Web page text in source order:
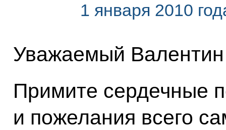
1 января 2010
Уважаемый Валентин
Примите сердечные
и пожелания всего